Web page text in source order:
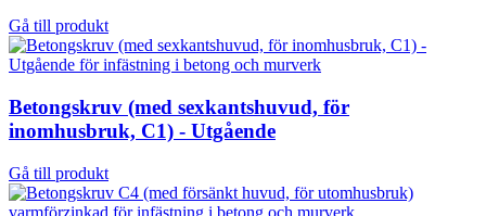
Gå till produkt
Betongskruv (med sexkantshuvud, för
inomhusbruk, C1) - Utgående
Gå till produkt